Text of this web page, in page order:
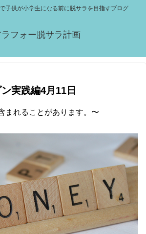
子供が小学生になる前に脱サラを目指すブログ
ラフォー脱サラ計画
実践編4月11日
まれることがあります。〜